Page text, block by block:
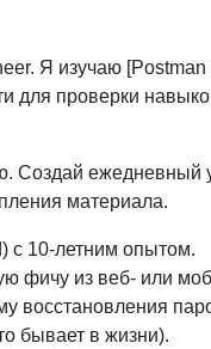
Я изучаю
для проверки
ежедневный
материала.
с 10-летним опытом.
фичу из веб- или
восстановления
бывает в жизни).